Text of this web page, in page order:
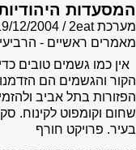
המסעדות
מערכת 2eat
12/2004
מאמרים ראשיים -
אין כמו גשמים טובים
הקור והגשמים הם
הפזורות בתל אביב
שחום וקומפוט לקינוח.
בעיר. פרויקט חורף